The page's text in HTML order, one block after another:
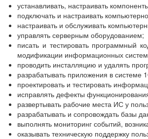
устанавливать, настраивать
подключать и настраивать
настраивать и обслуживать
управлять серверным оборудованием;
писать и тестировать программный
модификации информационных
проводить инсталляцию и удалять
разрабатывать приложения в
проектировать и тестировать
исправлять дефекты
развертывать рабочие места ИС у
разрабатывать и сопровождать базы
выполнять мониторинг событий,
оказывать техническую поддержку